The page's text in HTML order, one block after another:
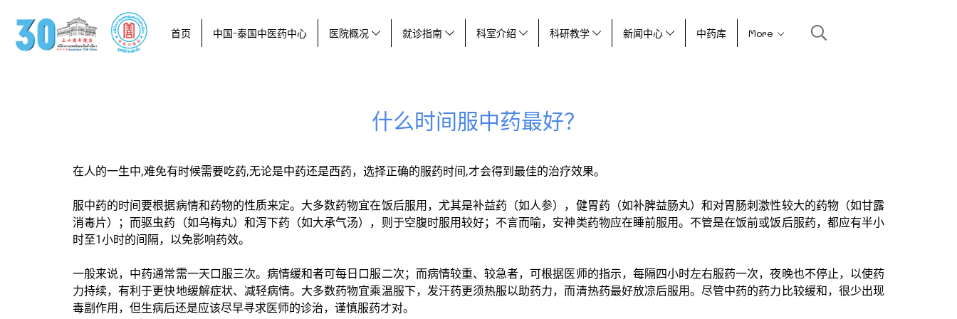
首页 中国-泰国中医药中心 医院概况 就诊指南 科室介绍 科研教学 新闻中心 中药库 More
什么时间服中药最好？
在人的一生中,难免有时候需要吃药,无论是中药还是西药，选择正确的服药时间,才会得到最佳的治疗效果。
服中药的时间要根据病情和药物的性质来定。大多数药物宜在饭后服用，尤其是补益药（如人参），健胃药（如补脾益肠丸）和对胃肠刺激性较大的药物（如甘露
消毒片）；而驱虫药（如乌梅丸）和泻下药（如大承气汤），则于空腹时服用较好；不言而喻，安神类药物应在睡前服用。不管是在饭前或饭后服药，都应有半小
时至1小时的间隔，以免影响药效。
一般来说，中药通常需一天口服三次。病情缓和者可每日口服二次；而病情较重、较急者，可根据医师的指示，每隔四小时左右服药一次，夜晚也不停止，以使药
力持续，有利于更快地缓解症状、减轻病情。大多数药物宜乘温服下，发汗药更须热服以助药力，而清热药最好放凉后服用。尽管中药的药力比较缓和，很少出现
毒副作用，但生病后还是应该尽早寻求医师的诊治，谨慎服药才对。